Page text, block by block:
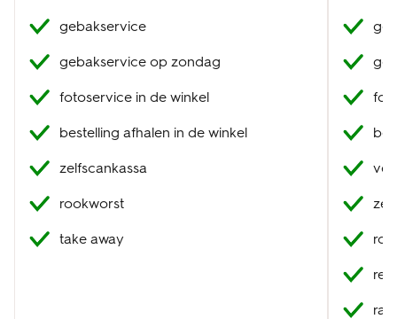
gebakservice
gebakservice op zondag
fotoservice in de winkel
bestelling afhalen in de winkel
zelfscankassa
rookworst
take away